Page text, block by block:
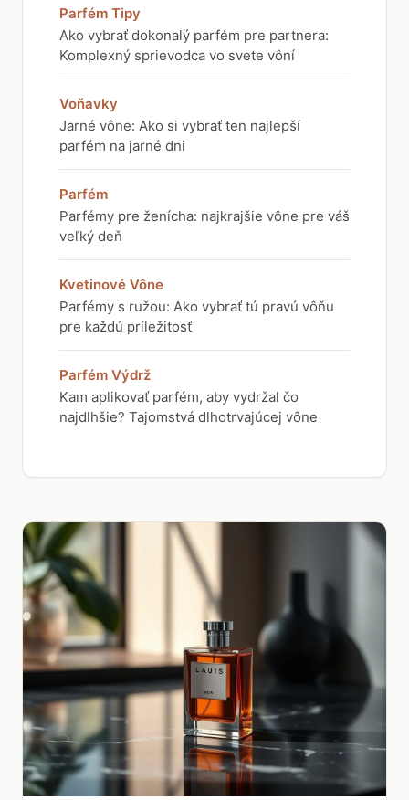
Parfém Tipy
Ako vybrať dokonalý parfém pre partnera:
Komplexný sprievodca vo svete vôní
Voňavky
Jarné vône: Ako si vybrať ten najlepší
parfém na jarné dni
Parfém
Parfémy pre ženícha: najkrajšie vône pre váš
veľký deň
Kvetinové Vône
Parfémy s ružou: Ako vybrať tú pravú vôňu
pre každú príležitosť
Parfém Výdrž
Kam aplikovať parfém, aby vydržal čo
najdlhšie? Tajomstvá dlhotrvajúcej vône